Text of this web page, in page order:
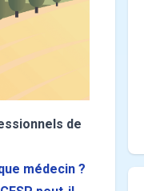
de
médecin ?